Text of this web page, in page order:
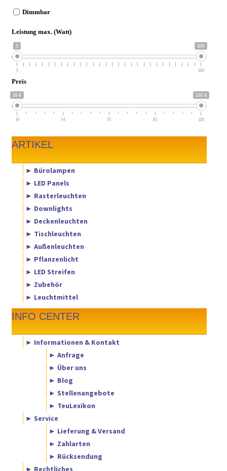
Dimmbar
Leistung max. (Watt)
5 500
5 500
Preis
39 € 100 €
39 54 70 85 100
ARTIKEL
► Bürolampen
► LED Panels
► Rasterleuchten
► Downlights
► Deckenleuchten
► Tischleuchten
► Außenleuchten
► Pflanzenlicht
► LED Streifen
► Zubehör
► Leuchtmittel
INFO CENTER
► Informationen & Kontakt
► Anfrage
► Über uns
► Blog
► Stellenangebote
► TeuLexikon
► Service
► Lieferung & Versand
► Zahlarten
► Rücksendung
► Rechtliches